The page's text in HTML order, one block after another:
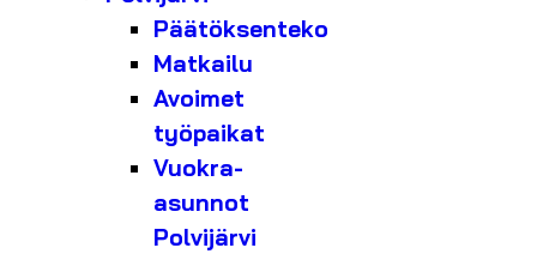
Päätöksenteko
Matkailu
Avoimet
työpaikat
Vuokra-
asunnot
Polvijärvi